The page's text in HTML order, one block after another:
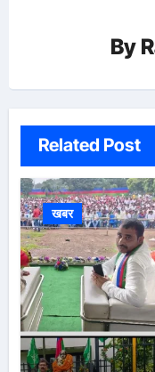
By
Related Post
खबर